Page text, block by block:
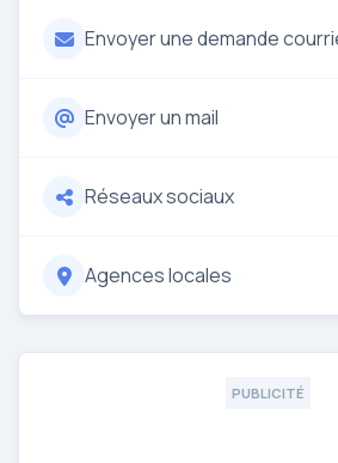
Envoyer une demande
Envoyer un mail
Réseaux sociaux
Agences locales
PUBLICITÉ